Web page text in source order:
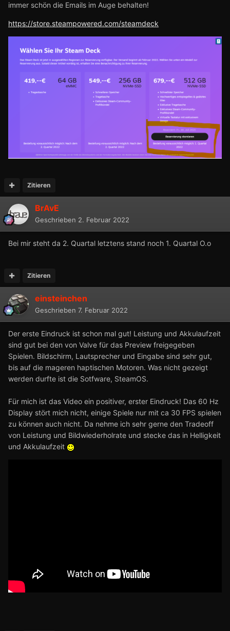
immer schön die Emails im Auge behalten!
https://store.steampowered.com/steamdeck
Zitieren
BrAvE
Geschrieben 2. Februar 2022
Bei mir steht da 2. Quartal letztens stand noch 1. Quartal O.o
Zitieren
einsteinchen
Geschrieben 7. Februar 2022
Der erste Eindruck ist schon mal gut! Leistung und Akkulaufzeit
sind gut bei den von Valve für das Preview freigegeben
Spielen. Bildschirm, Lautsprecher und Eingabe sind sehr gut,
bis auf die mageren haptischen Motoren. Was nicht gezeigt
werden durfte ist die Sotfware, SteamOS.
Für mich ist das Video ein positiver, erster Eindruck! Das 60 Hz
Display stört mich nicht, einige Spiele nur mit ca 30 FPS spielen
zu können auch nicht. Da nehme ich sehr gerne den Tradeoff
von Leistung und Bildwiederholrate und stecke das in Helligkeit
und Akkulaufzeit